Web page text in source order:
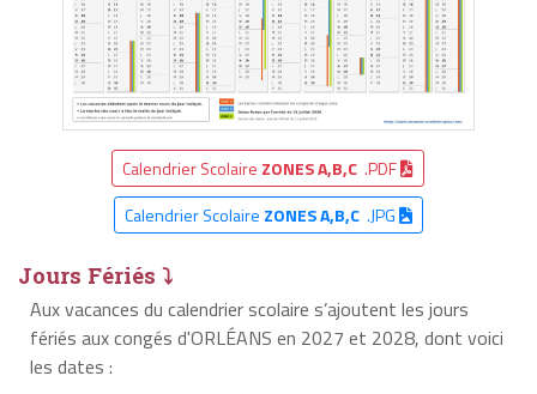
Calendrier Scolaire ZONES A,B,C .PDF
Calendrier Scolaire ZONES A,B,C.JPG
Jours Fériés ⤵
Aux vacances du calendrier scolaire s’ajoutent les jours
fériés aux congés d'ORLÉANS en 2027 et 2028, dont voici
les dates :